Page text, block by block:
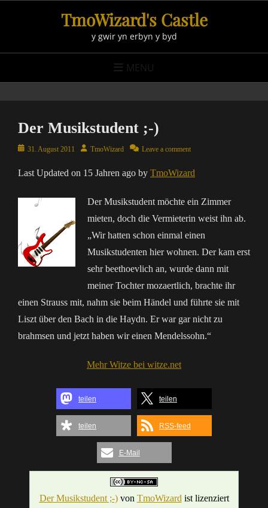
TmoWizard's Castle
y gwir yn erbyn y byd
MENU
Der Musikstudent ;-)
Posted31. August 2011 AuthorTmoWizard Leave a comment
Last Updated on 15 Jahren ago by TmoWizard
Der Musikstudent möchte ein Zimmer
mieten, doch die Vermieterin weist ihn ab.
„Wir hatten schon einmal einen
Musikstudenten hier wohnen. Der kam erst
sehr beethoevlich an, wurde dann mit
meiner Tochter mozaertlich, brachte ihr
einen Strauss mit, nahm sie beim Händel und führte sie mit
Liszt über den Bach in die Haydn. Er war gar nicht zu
brahmsen und jetzt haben wir einen Mendelssohn.“
Mehr Witze bei witze.net
teilen teilen
teilen RSS-feed
E-Mail
Der Musikstudent ;-)von TmoWizard ist lizenziert